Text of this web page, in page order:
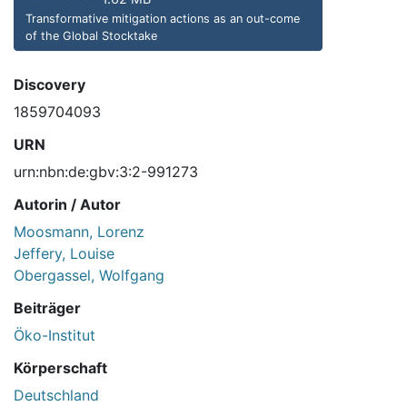
Transformative mitigation actions as an out-come
of the Global Stocktake
Discovery
1859704093
URN
urn:nbn:de:gbv:3:2-991273
Autorin / Autor
Moosmann, Lorenz
Jeffery, Louise
Obergassel, Wolfgang
Beiträger
Öko-Institut
Körperschaft
Deutschland